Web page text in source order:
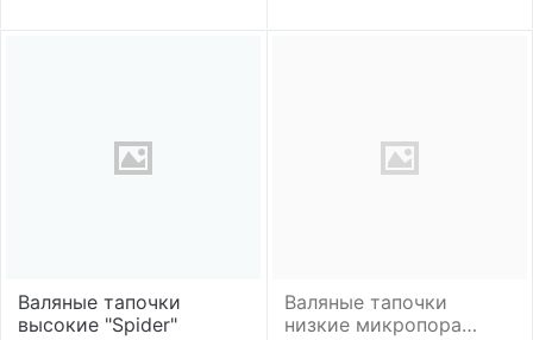
Валяные тапочки
высокие "Spider"
Валяные тапочки
низкие микропора